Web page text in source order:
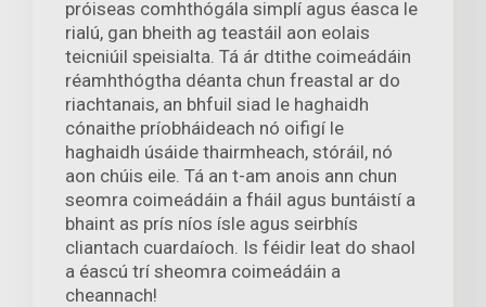
próiseas comhthógála simplí agus éasca le
rialú, gan bheith ag teastáil aon eolais
teicniúil speisialta. Tá ár dtithe coimeádáin
réamhthógtha déanta chun freastal ar do
riachtanais, an bhfuil siad le haghaidh
cónaithe príobháideach nó oifigí le
haghaidh úsáide thairmheach, stóráil, nó
aon chúis eile. Tá an t-am anois ann chun
seomra coimeádáin a fháil agus buntáistí a
bhaint as prís níos ísle agus seirbhís
cliantach cuardaíoch. Is féidir leat do shaol
a éascú trí sheomra coimeádáin a
cheannach!